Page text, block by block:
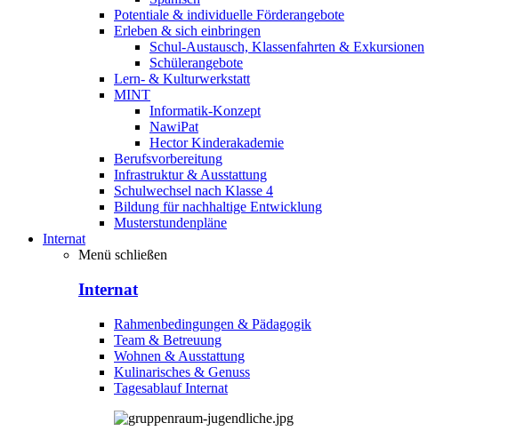
Potentiale & individuelle Förderangebote
Erleben & sich einbringen
Schul-Austausch, Klassenfahrten & Exkursionen
Schülerangebote
Lern- & Kulturwerkstatt
MINT
Informatik-Konzept
NawiPat
Hector Kinderakademie
Berufsvorbereitung
Infrastruktur & Ausstattung
Schulwechsel nach Klasse 4
Bildung für nachhaltige Entwicklung
Musterstundenpläne
Internat
Menü schließen
Internat
Rahmenbedingungen & Pädagogik
Team & Betreuung
Wohnen & Ausstattung
Kulinarisches & Genuss
Tagesablauf Internat